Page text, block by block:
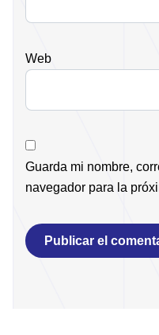
Web
Guarda mi nombre,
navegador para la